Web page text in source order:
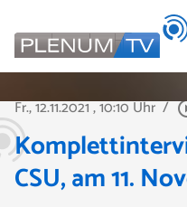
Fr., 12.11.2021, 10:10 Uhr /
CSU, am 11.